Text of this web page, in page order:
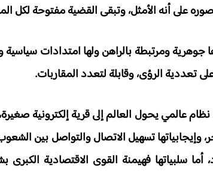
على أنه الأمثل، وتبقى القضية مفتوحة لكل
جوهرية ومرتبطة بالراهن ولها امتدادات سياسية
تعددية الرؤى، وقابلة لتعدد المقاربات.
عالمي يحول العالم إلى قرية إلكترونية
وإيجابياتها تسهيل الاتصال والتواصل بين
سلبياتها فهيمنة القوى الاقتصادية الكبرى